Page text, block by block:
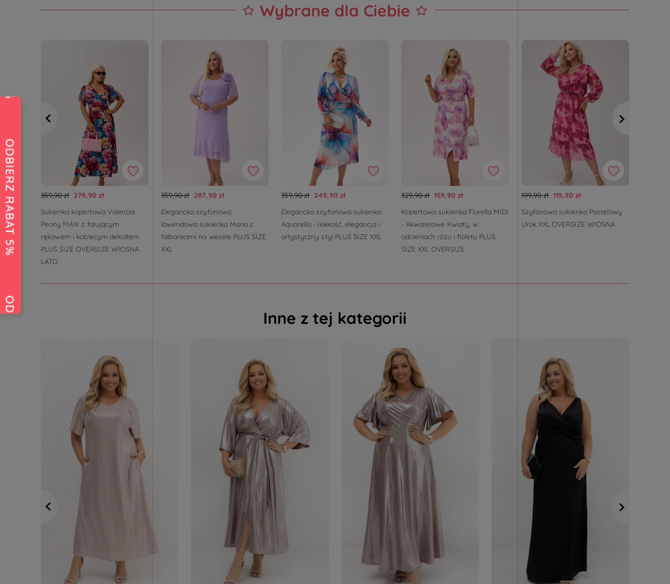
Wybrane dla Ciebie
359,90 zł 279,90 zł
Sukienka kopertowa Valencia
Peony MAXI z falującym
rękawem i kobiecym dekoltem
PLUS SIZE OVERSIZE WIOSNA
LATO
359,90 zł 287,90 zł
Elegancka szyfonowa
lawendowa sukienka Maria z
falbankami na wesele PLUS SIZE
XXL
359,90 zł 249,90 zł
Elegancka szyfonowa sukienka
Aquarella - lekkość, elegancja i
artystyczny styl PLUS SIZE XXL
329,90 zł 159,90 zł
Kopertowa sukienka Florella MIDI
- Akwarelowe Kwiaty, w
odcieniach różu i fioletu PLUS
SIZE XXL OVERSIZE
199,90 zł 119,90 zł
Szyfonowa sukienka Pastelowy
Urok XXL OVERSIZE WIOSNA
Inne z tej kategorii